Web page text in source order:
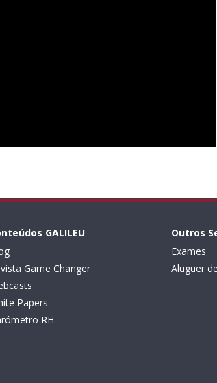
GALILEU
Game Changer
Papers
RH
Outros
Exames
Aluguer